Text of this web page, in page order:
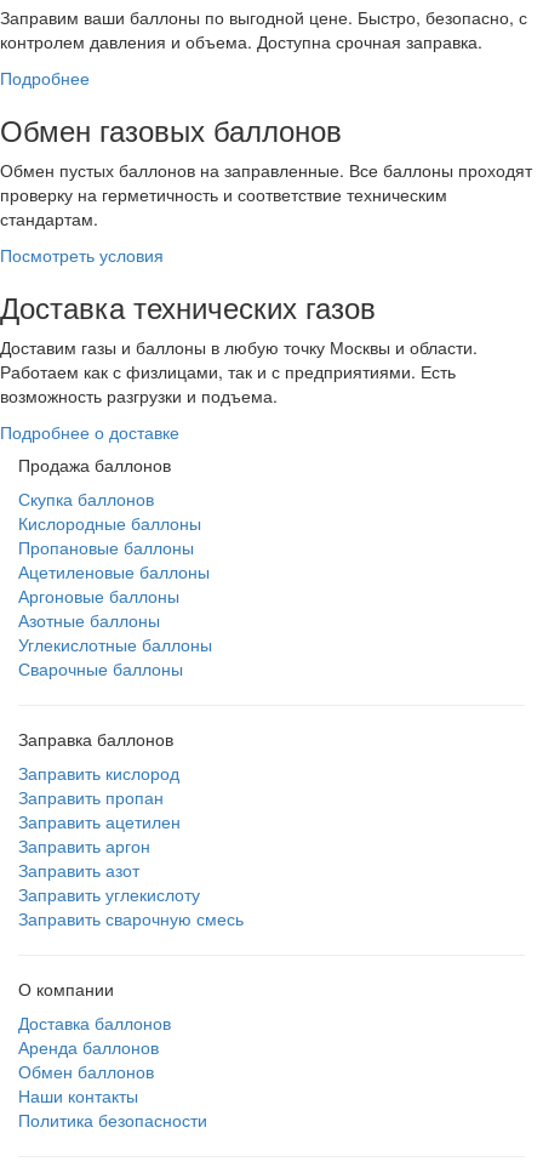
Заправим ваши баллоны по выгодной цене. Быстро, безопасно, с
контролем давления и объема. Доступна срочная заправка.
Подробнее
Обмен газовых баллонов
Обмен пустых баллонов на заправленные. Все баллоны проходят
проверку на герметичность и соответствие техническим
стандартам.
Посмотреть условия
Доставка технических газов
Доставим газы и баллоны в любую точку Москвы и области.
Работаем как с физлицами, так и с предприятиями. Есть
возможность разгрузки и подъема.
Подробнее о доставке
Продажа баллонов
Скупка баллонов
Кислородные баллоны
Пропановые баллоны
Ацетиленовые баллоны
Аргоновые баллоны
Азотные баллоны
Углекислотные баллоны
Сварочные баллоны
Заправка баллонов
Заправить кислород
Заправить пропан
Заправить ацетилен
Заправить аргон
Заправить азот
Заправить углекислоту
Заправить сварочную смесь
О компании
Доставка баллонов
Аренда баллонов
Обмен баллонов
Наши контакты
Политика безопасности